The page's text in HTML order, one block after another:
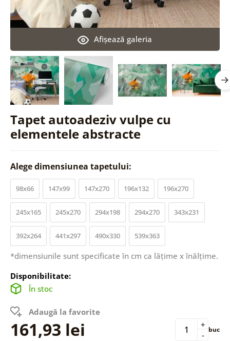
Tapet autoadeziv vulpe cu
elementele abstracte
Afişează galeria
Alege dimensiunea tapetului:
98x66 147x99 147x270 196x132 196x270
245x165 245x270 294x198 294x270 343x231
392x264 441x297 490x330 539x363
*dimensiunile sunt specificate în cm ca lățime x înălțime.
Disponibilitate:
În stoc
Adaugă la favorite
161,93 lei -
+ buc